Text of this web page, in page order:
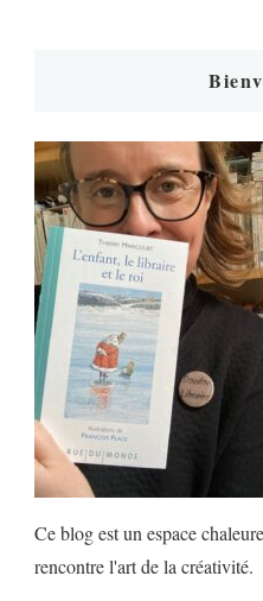
Ce blog est un espace
rencontre l'art de la créativité.